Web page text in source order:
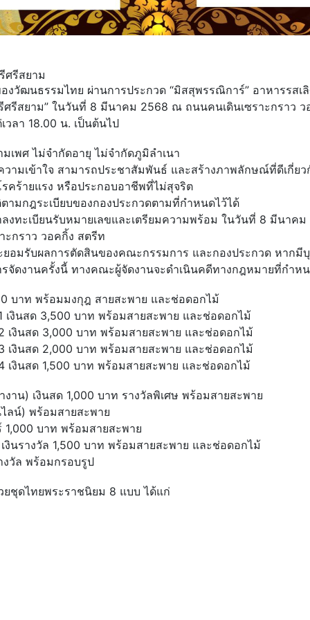
ศรีสยาม
วัฒนธรรมไทย ผ่านการประกวด “มิสสุพรรณิการ์” อาหารรสเ
ศรีสยาม” ใน​วันที่​ 8 มีนาคม​ 2568 ณ​ ถนนคนเดินเซราะกราว ว
วลา 18.00 น. เป็นต้นไป
เพศ ไม่จํากัดอายุ ไม่จํากัดภูมิลําเนา
วามเข้าใจ สามารถประชาสัมพันธ์ และสร้างภาพลักษณ์ที่ดีเกี่ย
รคร้ายแรง หรือประกอบอาชีพที่ไม่สุจริต
ามกฎระเบียบของกองประกวดตามที่กำหนดไว้ได้
งทะเบียนรับหมายเลขและเตรียมความพร้อม ในวันที่ 8 มีนาค
ะกราว วอคกิ้ง สตรีท
ยอมรับผลการตัดสินของคณะกรรมการ และกองประกวด หากมี
รจัดงานครั้งนี้ ทางคณะผู้จัดงานจะดำเนินคดีทางกฎหมายที่กำ
บาท พร้อมมงกุฎ สายสะพาย และช่อดอกไม้
เงินสด 3,500 บาท พร้อมสายสะพาย และช่อดอกไม้
เงินสด 3,000 บาท พร้อมสายสะพาย และช่อดอกไม้
เงินสด 2,000 บาท พร้อมสายสะพาย และช่อดอกไม้
เงินสด 1,500 บาท พร้อมสายสะพาย และช่อดอกไม้
าน) เงินสด 1,000 บาท รางวัลพิเศษ พร้อมสายสะพาย
ลน์) พร้อมสายสะพาย
1,000 บาท พร้อมสายสะพาย
งินรางวัล 1,500 บาท พร้อมสายสะพาย และช่อดอกไม้
วัล พร้อมกรอบรูป
ยชุดไทยพระราชนิยม 8 แบบ ได้แก่